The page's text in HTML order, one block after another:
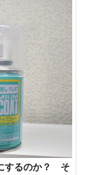
するのか？ そ